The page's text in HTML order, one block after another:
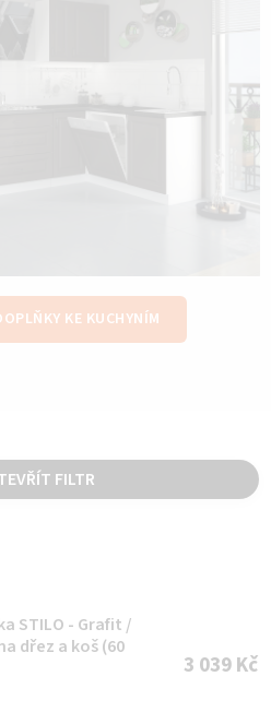
KE KUCHYNÍM
STILO - Grafit /
dřez a koš (60
3 039 Kč
FILTR